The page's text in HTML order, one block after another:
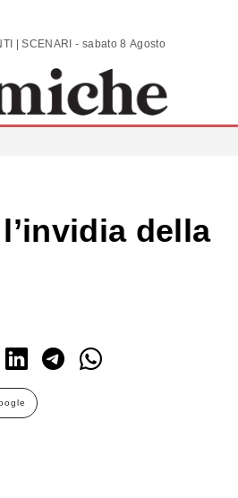
ANALISI | COMMENTI | SCENARI - sabato 8 Agosto 2026
della